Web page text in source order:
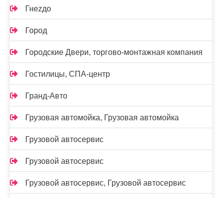
Гнеzдо
Город
Городские Двери, торгово-монтажная компания
Гостилицы, СПА-центр
Гранд-Авто
Грузовая автомойка, Грузовая автомойка
Грузовой автосервис
Грузовой автосервис
Грузовой автосервис, Грузовой автосервис